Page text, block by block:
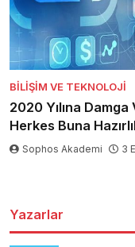
BILIŞIM VE TEKNOLOJI
2020 Yılına
Herkes Buna
Sophos Akademi 3
Yazarlar